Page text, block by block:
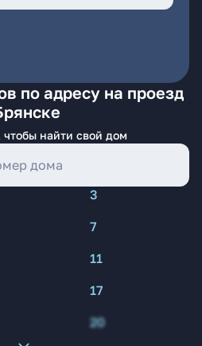
по адресу на проезд
чтобы найти свой дом
3
7
11
17
20